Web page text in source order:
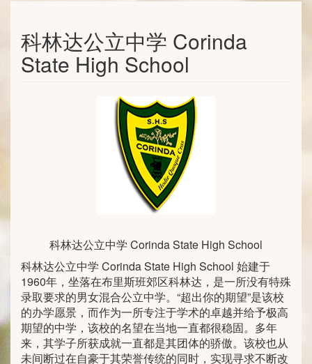
科林达公立中学 Corinda
State High School
科林达公立中学 Corinda State High School
科林达公立中学 Corinda State High School 始建于
1960年，坐落在布里斯班郊区科林达，是一所没有特殊
录取要求的男女混合公立中学。“超出你的期望”是该校
的办学愿景，而作为一所专注于学术的卓越并给予极高
期望的中学，该校的名望在当地一直都很稳固。多年
来，其学子所获成就一直都是其团体的骄傲。该校也从
未间断过在自豪于其荣誉传统的同时，实现寻求不断改